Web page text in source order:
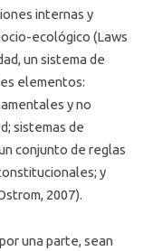
internas y
ecológico (Laws
un sistema de
elementos:
y no
sistemas de
conjunto de reglas
y
2007).
una parte, sean